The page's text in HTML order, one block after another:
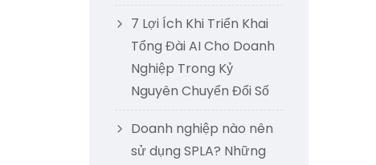
7 Lợi Ích Khi Triển Khai
Tổng Đài AI Cho Doanh
Nghiệp Trong Kỷ
Nguyên Chuyển Đổi Số
Doanh nghiệp nào nên
sử dụng SPLA? Những